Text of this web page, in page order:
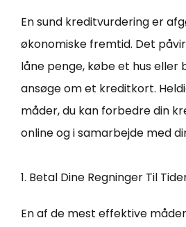
En sund kreditvurdering er
økonomiske fremtid. Det
låne penge, købe et hus eller
ansøge om et kreditkort.
måder, du kan forbedre din
online og i samarbejde med
1. Betal Dine Regninger Til
En af de mest effektive